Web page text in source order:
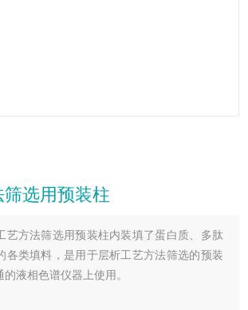
选用预装柱
艺方法筛选用预装柱内装填了蛋白质、多肽
各类填料，是用于层析工艺方法筛选的预装
液相色谱仪器上使用。